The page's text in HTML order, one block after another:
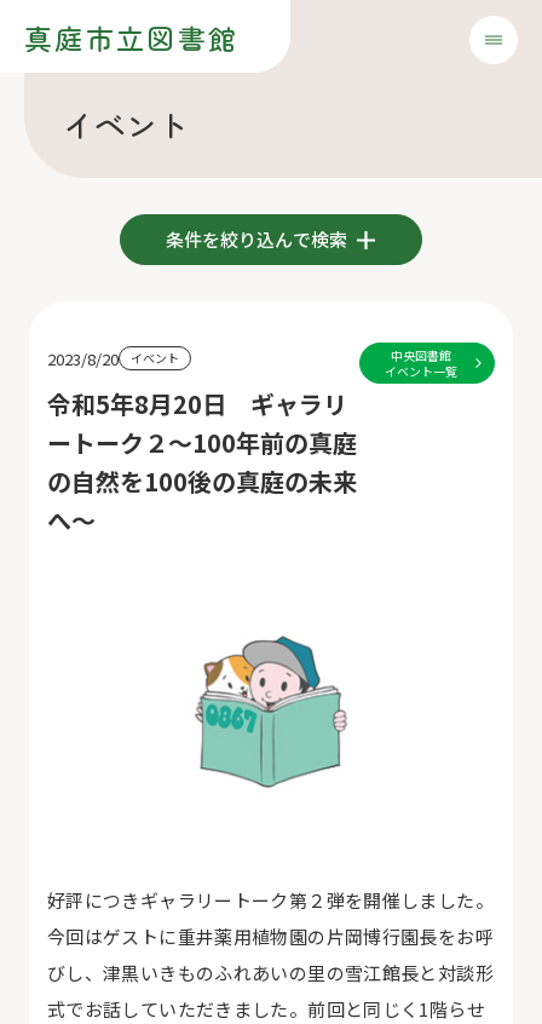
真庭市立図書館
イベント
条件を絞り込んで検索
2023/8/20 イベント
令和5年8月20日 ギャラリ
ートーク２～100年前の真庭
の自然を100後の真庭の未来
へ～
中央図書館
イベント一覧
好評につきギャラリートーク第２弾を開催しました。
今回はゲストに重井薬用植物園の片岡博行園長をお呼
びし、津黒いきものふれあいの里の雪江館長と対談形
式でお話していただきました。前回と同じく1階らせ